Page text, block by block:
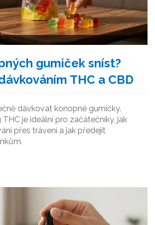
gumiček sníst?
THC a CBD
dávkovat konopné gumičky.
je ideální pro začátečníky, jak
přes trávení a jak předejít